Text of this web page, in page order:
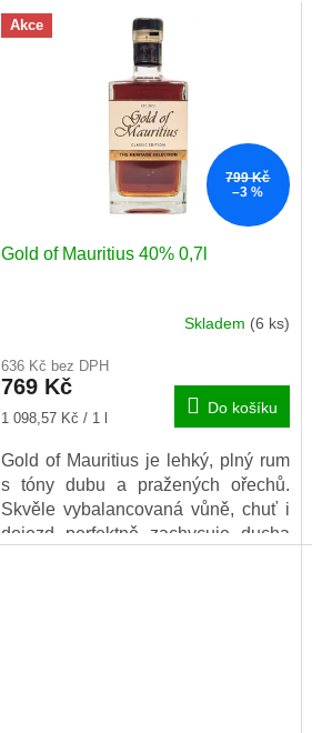
V Akce
799 Kč
–3 %
Gold of Mauritius 40% 0,7l
produktu
je
4,7
5
hvězdiček.
Skladem (6 ks)
636 Kč bez DPH
769 Kč
Měrná
1 098,57 Kč / 1 l
Do košíku
Gold of Mauritius je lehký, plný rum
s tóny dubu a pražených ořechů.
Skvěle vybalancovaná vůně, chuť i
dojezd perfektně zachycuje ducha